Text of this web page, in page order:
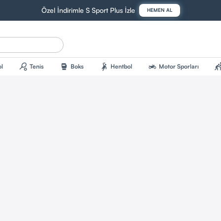
Özel İndirimle S Sport Plus İzle HEMEN AL
sports_tennis Tenis sports_mma Boks sports_handball Hentbol two_wheeler Motor Sporları